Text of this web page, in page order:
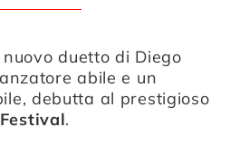
nuovo duetto di Diego
abile e un
debutta al prestigioso
.